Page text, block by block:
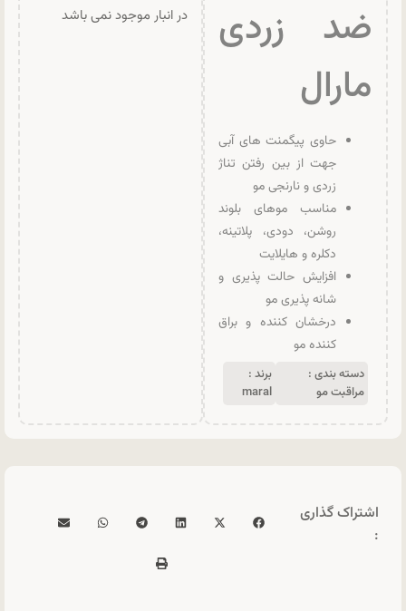
ضد زردی
مارال
حاوی پیگمنت های آبی
جهت از بین رفتن تناژ
زردی و نارنجی مو
مناسب موهای بلوند
روشن، دودی، پلاتینه،
دکلره و هایلایت
افزایش حالت پذیری و
شانه پذیری مو
درخشان کننده و براق
کننده مو
دسته بندی :
مراقبت مو
برند :
maral
در انبار موجود نمی باشد
اشتراک گذاری
: